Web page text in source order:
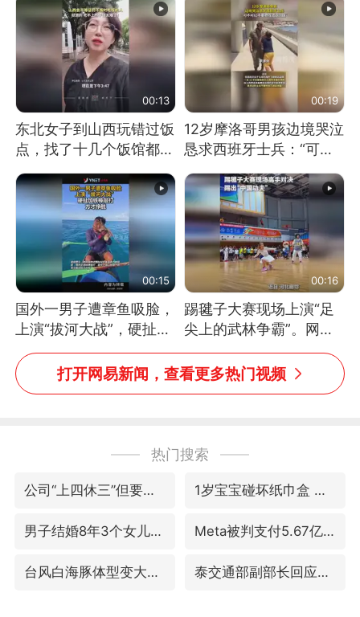
消息）
处理
00:13
东北女子到山西玩错过饭
点，找了十几个饭馆都没
开门：午休到几点
00:19
12岁摩洛哥男孩边境哭泣
恳求西班牙士兵：“可不
可以不要把我遣返回国”
00:15
国外一男子遭章鱼吸脸，
上演“拔河大战”，硬扯加
铁棒敲打方才挣脱
00:16
踢毽子大赛现场上演“足
尖上的武林争霸”。网
友：这哪是踢毽子，分明
是武侠片现场！#睡个好
打开网易新闻，查看更多热门视频
热门搜索
公司“上四休三”但要降薪1000元 1岁宝宝碰坏纸巾盒 宝妈被索赔924元
男子结婚8年3个女儿均非亲生 Meta被判支付5.67亿美元
台风白海豚体型变大近似13个浙江面积 泰交通部副部长回应中国游客遭歧视